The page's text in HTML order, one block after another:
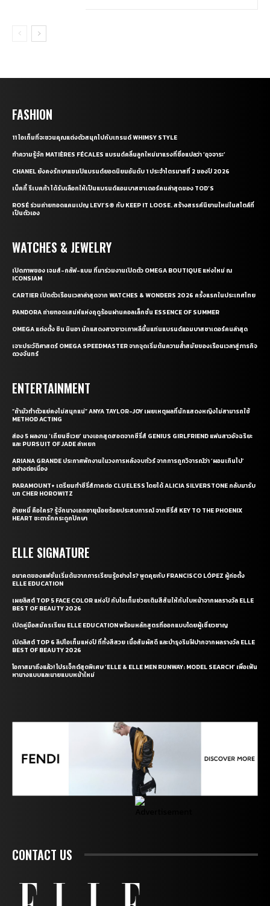
FASHION
11 ไอเท็มที่จะชวนคุณแต่งตัวสนุกไปกับเทรนด์ WHIMSY STYLE
ทำความรู้จัก MATIÈRES FÉCALES แบรนด์คลื่นลูกใหม่มาแรงที่ชื่อแปลว่า ‘อุจจาระ’
CHANEL ยังคงรักษาแชมป์แบรนด์ยอดนิยมอันดับ 1 ประจำไตรมาสที่ 2 ของปี 2026
เบ็คกี้ รีเบคก้า ได้รับเลือกให้เป็นแบรนด์แอมบาสซาเดอร์คนล่าสุดของ TOD’S
ROSÉ ร่วมถ่ายทอดแคมเปญ LEVI’S® กับ KEEP IT LOOSE. สร้างสรรค์นิยามใหม่ในสไตล์ที่
เป็นตัวเอง
WATCHES & JEWELRY
เปิดภาพของ เจมส์-กลัฟ-แบม ที่มาร่วมงานเปิดตัว OMEGA BOUTIQUE แห่งใหม่ ณ
ICONSIAM
CARTIER เปิดตัวเรือนเวลาล่าสุดจาก WATCHES & WONDERS 2026 ครั้งแรกในประเทศไทย
PANDORA ถ่ายทอดเสน่ห์แห่งฤดูร้อนผ่านคอลเล็กชั่น ESSENCE OF SUMMER
OMEGA แต่งตั้ง ชิน มินอา นักแสดงสาวชาวเกาหลีขึ้นแท่นแบรนด์แอมบาสซาเดอร์คนล่าสุด
เจาะประวัติศาสตร์ OMEGA SPEEDMASTER จากจุดเริ่มต้นความล้ำสมัยของเรือนเวลาสู่ภารกิจ
ดวงจันทร์
ENTERTAINMENT
“ถ้ามัวทำตัวแย่คงไม่สนุกแน่” ANYA TAYLOR-JOY เผยเหตุผลที่นักแสดงหญิงไม่สามารถใช้
METHOD ACTING
ส่อง 5 ผลงาน ‘เถียนซีเวย’ นางเอกสุดฮอตจากซีรี่ส์ GENIUS GIRLFRIEND แฟนสาวอัจฉริยะ
และ PURSUIT OF JADE ล่าหยก
ARIANA GRANDE ประกาศพักงานในวงการหลังจบทัวร์ จากการถูกวิจารณ์ว่า ‘ผอมเกินไป’
อย่างต่อเนื่อง
PARAMOUNT+ เตรียมทำซีรี่ส์ภาคต่อ CLUELESS โดยได้ ALICIA SILVERSTONE กลับมารับ
บท CHER HOROWITZ
อ้ายหมี่ คือใคร? รู้จักนางเอกอายุน้อยร้อยประสบการณ์ จากซีรี่ส์ KEY TO THE PHOENIX
HEART ชะตารักกระดูกปักษา
ELLE SIGNATURE
อนาคตของแฟชั่นเริ่มต้นจากการเรียนรู้อย่างไร? พูดคุยกับ FRANCISCO LÓPEZ ผู้ก่อตั้ง
ELLE EDUCATION
เผยลิสต์ TOP 5 FACE COLOR แห่งปี กับไอเท็มช่วยเติมสีสันให้กับใบหน้าจากผลรางวัล ELLE
BEST OF BEAUTY 2026
เปิดคู่มือสมัครเรียน ELLE EDUCATION พร้อมหลักสูตรที่ออกแบบโดยผู้เชี่ยวชาญ
เปิดลิสต์ TOP 6 ลิปไอเท็มแห่งปี ที่ทั้งสีสวย เนื้อสัมผัสดี และบำรุงริมฝีปากจากผลรางวัล ELLE
BEST OF BEAUTY 2026
โอกาสมาถึงแล้ว! โปรเจ็กต์สุดพิเศษ ‘ELLE & ELLE MEN RUNWAY: MODEL SEARCH’ เพื่อเฟ้น
หานางแบบและนายแบบหน้าใหม่
CONTACT US